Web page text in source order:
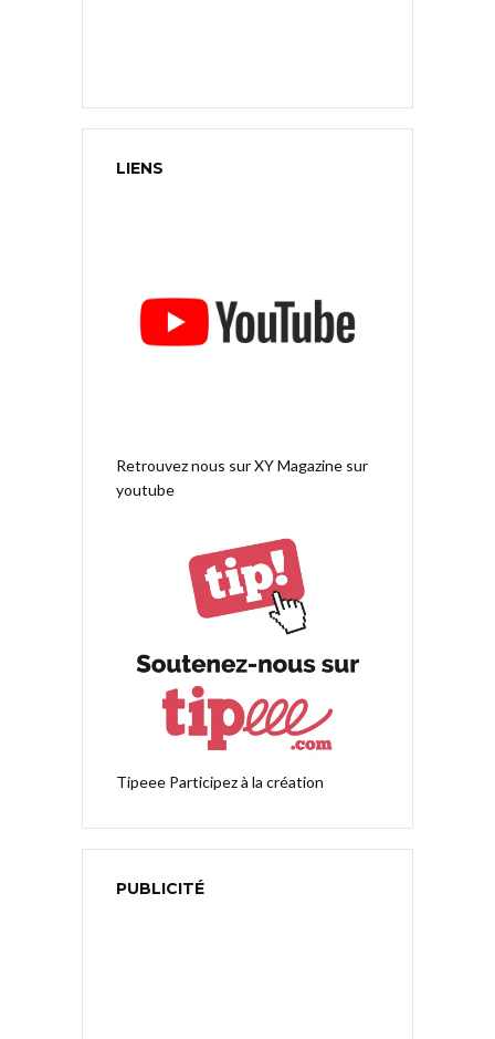
LIENS
Retrouvez nous surXY Magazine sur
youtube
Tipeee Participez à la création
PUBLICITÉ